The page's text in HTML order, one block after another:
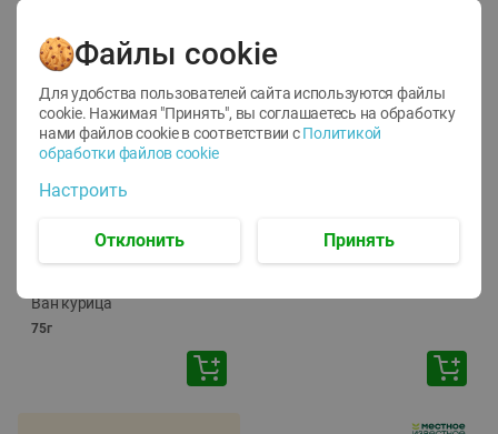
12
1.05 руб./
руб./шт
Корм влаж. для кош. с
Ван курица
75г
ТОФУ Vegetus ТВЕРДЫЙ
Файлы cookie
Для удобства пользователей сайта используются файлы
cookie. Нажимая "Принять", вы соглашаетесь на обработку
нами файлов cookie в соответствии с Политикой
обработки файлов cookie
Настроить
Отклонить Принять